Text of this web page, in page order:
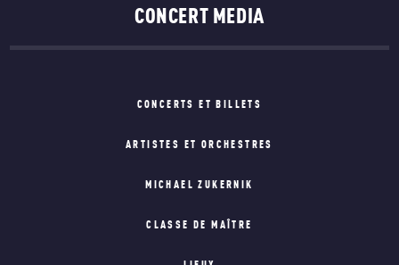
CONCERT MEDIA
CONCERTS ET BILLETS
ARTISTES ET ORCHESTRES
MICHAEL ZUKERNIK
CLASSE DE MAÎTRE